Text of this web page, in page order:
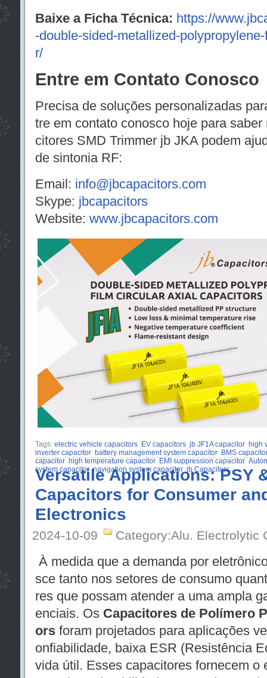
Baixe a Ficha Técnica: https://
-double-sided-metallized-
r/
Entre em Contato Conosco
Precisa de soluções personalizadas
tre em contato conosco hoje para
citores SMD Trimmer jb JKA podem
de sintonia RF:
Email: info@jbcapacitors.com
Skype: jbcapacitors
Website: www.jbcapacitors.com
Tags: electric vehicle capacitors EV capacitors jb JF1A capacitor
high
inverter capacitor battery management system capacitor
BMS
capacitor
high temperature capacitor EMI suppression capacitor
system capacitor navigation system capacitor jb Capacitors
Versatile Applications: PSY
Capacitors for Consumer
Electronics
2024-10-09 Category:Alu. Electrolytic
À medida que a demanda por
sce tanto nos setores de consumo
res que possam atender a uma ampla
enciais. Os Capacitores de Polímero
orsforam projetados para aplicações
onfiabilidade, baixa ESR (Resistência
vida útil. Esses capacitores fornecem o